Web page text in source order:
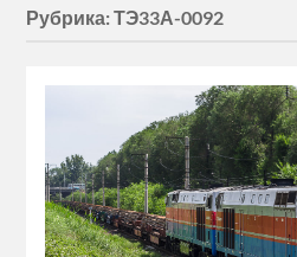
Рубрика:ТЭ33А-0092